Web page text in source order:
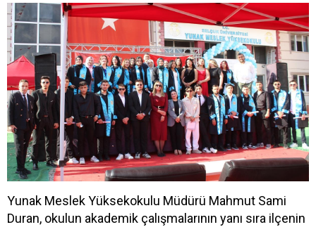
Yunak Meslek Yüksekokulu Müdürü Mahmut Sami
Duran, okulun akademik çalışmalarının yanı sıra ilçenin